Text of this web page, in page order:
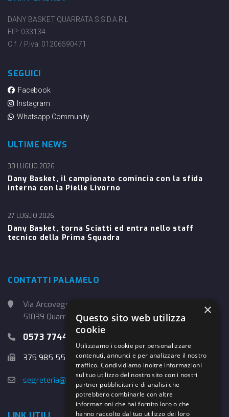
DANY BASKET QUARRATA S.S.D.A.R.L.
FIP: 033134
C.f. / P.iva: 01206590471
SEGUICI
Facebook
Instagram
Whatsapp Community
ULTIME NEWS
Dany Basket, il campionato comincia con la sfida
interna con la Pielle Livorno
30 LUGLIO 2026
Dany Basket, torna Sciatti ed entra nello staff
tecnico della Prima Squadra
27 LUGLIO 2026
CONTATTI PALAMELO
Via Arcoveggio, 4
51039 Quarrata (PT)
0573 774457
375 985 5526
segreteria@danybasket.it
×
Questo sito web utilizza
cookie
Utilizziamo i cookie per personalizzare
contenuti, annunci e per analizzare il nostro
traffico. Condividiamo inoltre informazioni
sul tuo utilizzo del nostro sito con i nostri
partner pubblicitari e di analisi che
potrebbero combinarle con altre
informazioni che hai fornito loro o che
hanno raccolto dal tuo utilizzo dei loro